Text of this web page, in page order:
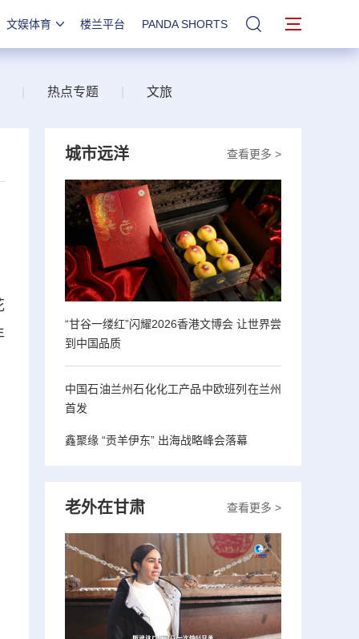
文娱体育 楼兰平台 PANDA SHORTS 站内搜索
热点专题 文旅
查看更多 >
城市远洋
“甘谷一缕红”闪耀2026香港文博会 让世界尝
到中国品质
中国石油兰州石化化工产品中欧班列在兰州
首发
鑫聚缘 “贡羊伊东” 出海战略峰会落幕
查看更多 >
老外在甘肃